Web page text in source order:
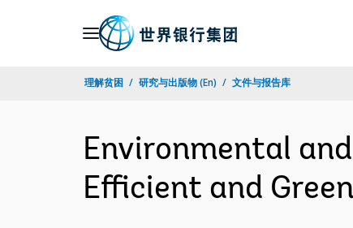
理解贫困 研究与出版物 (En) 文件与报告库
Environmental
Efficient and